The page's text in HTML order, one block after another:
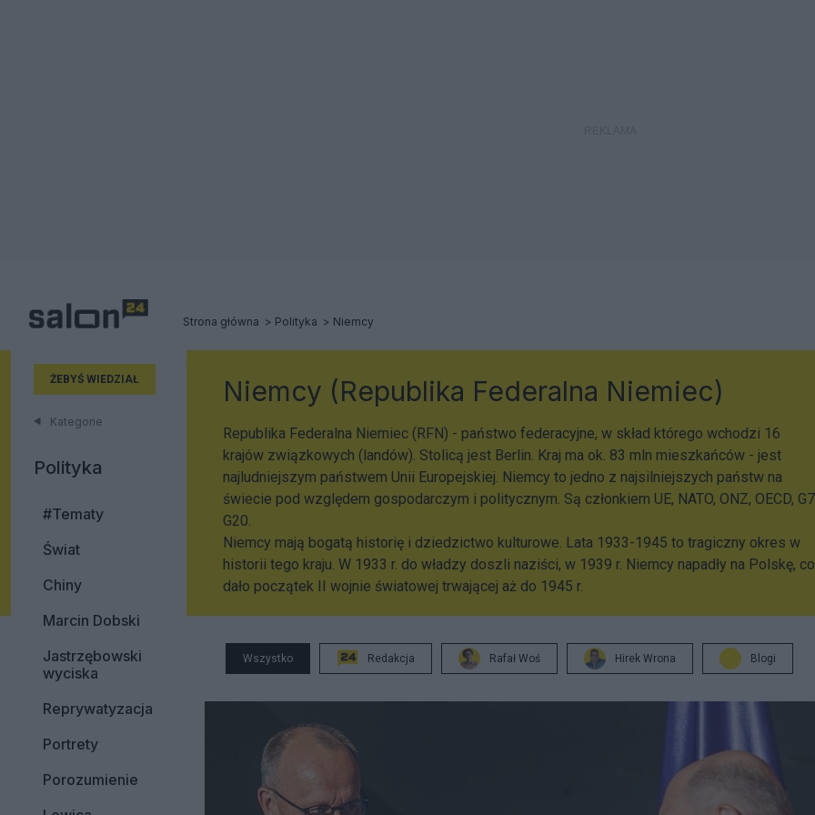
Strona główna Polityka Niemcy
ŻEBYŚ WIEDZIAŁ
Kategorie
Polityka
#Tematy
Świat
Chiny
Marcin Dobski
Jastrzębowski
wyciska
Reprywatyzacja
Portrety
Porozumienie
Niemcy (Republika Federalna Niemiec)
Republika Federalna Niemiec (RFN) - państwo federacyjne, w skład którego wchodzi 16
krajów związkowych (landów). Stolicą jest Berlin. Kraj ma ok. 83 mln mieszkańców - jest
najludniejszym państwem Unii Europejskiej. Niemcy to jedno z najsilniejszych państw na
świecie pod względem gospodarczym i politycznym. Są członkiem UE, NATO, ONZ, OECD,
G20.
Niemcy mają bogatą historię i dziedzictwo kulturowe. Lata 1933-1945 to tragiczny okres w
historii tego kraju. W 1933 r. do władzy doszli naziści, w 1939 r. Niemcy napadły na Polskę, co
dało początek II wojnie światowej trwającej aż do 1945 r.
Wszystko Redakcja Rafał Woś Hirek Wrona Blogi